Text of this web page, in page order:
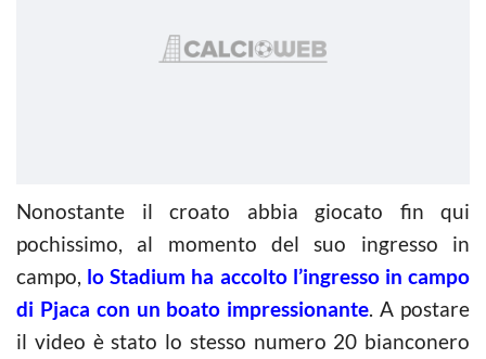
Nonostante il croato abbia giocato fin qui
pochissimo, al momento del suo ingresso in
campo, lo Stadium ha accolto l’ingresso in campo
di Pjaca con un boato impressionante. A postare
il video è stato lo stesso numero 20 bianconero